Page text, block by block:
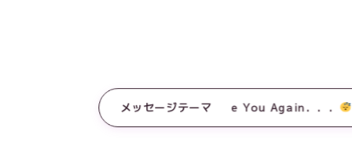
メッセージテーマSee You Again．．．